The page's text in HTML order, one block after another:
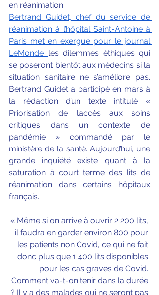
en réanimation.
Bertrand Guidet, chef du service de
réanimation à l’hôpital Saint-Antoine à
Paris met en exergue pour le journal
LeMonde les dilemmes éthiques qui
se poseront bientôt aux médecins si la
situation sanitaire ne s’améliore pas.
Bertrand Guidet a participé en mars à
la rédaction d’un texte intitulé «
Priorisation de l’accès aux soins
critiques dans un contexte de
pandémie » commandé par le
ministère de la santé. Aujourd’hui, une
grande inquiété existe quant à la
saturation à court terme des lits de
réanimation dans certains hôpitaux
français.
« Même si on arrive à ouvrir 2 200 lits,
il faudra en garder environ 800 pour
les patients non Covid, ce qui ne fait
donc plus que 1 400 lits disponibles
pour les cas graves de Covid.
Comment va-t-on tenir dans la durée
? Il y a des malades qui ne seront pas